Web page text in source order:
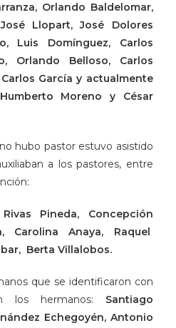
Orlando Baldelomar,
Llopart, José Dolores
Luis Domínguez, Carlos
Orlando Belloso, Carlos
García y actualmente
Moreno y César
hubo pastor estuvo asistido
a los pastores, entre
Pineda, Concepción
Carolina Anaya, Raquel
Berta Villalobos.
que se identificaron con
los hermanos: Santiago
Echegoyén, Antonio